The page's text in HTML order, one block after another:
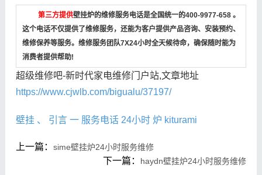
第三方提供壁挂炉的维修服务电话是全国统一的400-9977-658 。
这个电话不仅提供了维修服务，还能为客户提供产品咨询、安装预约、
维修保养等服务。维修服务团队7X24小时全天候待命，确保随时能为
消费者提供帮助!
超级维修吧-新时代家电维修门户站,文章地址
https://www.cjwlb.com/bigualu/37197/
壁挂 、 引言 一 服务电话 24小时 炉 kiturami
上一篇： sime壁挂炉24小时服务维修
下一篇： haydn壁挂炉24小时服务维修